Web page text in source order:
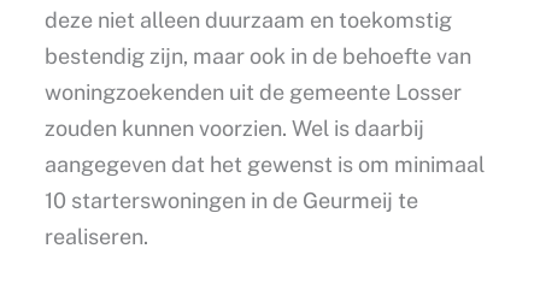
deze niet alleen duurzaam en toekomstig
bestendig zijn, maar ook in de behoefte van
woningzoekenden uit de gemeente Losser
zouden kunnen voorzien. Wel is daarbij
aangegeven dat het gewenst is om minimaal
10 starterswoningen in de Geurmeij te
realiseren.